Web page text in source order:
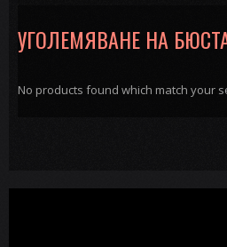
УГОЛЕМЯВАНЕ НА
No products found which match your